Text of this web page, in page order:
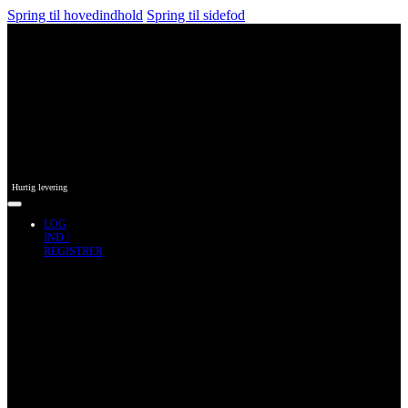
Spring til hovedindhold Spring til sidefod
Hurtig levering
LOG
IND /
REGISTRER